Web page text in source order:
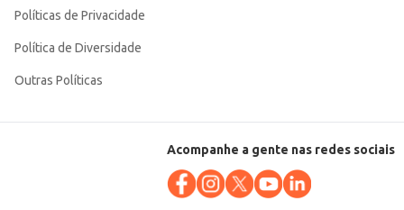
Políticas de Privacidade
Política de Diversidade
Outras Políticas
Acompanhe a gente nas redes sociais